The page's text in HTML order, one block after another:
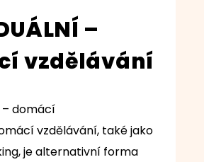
–
vzdělávání
– domácí
vzdělávání, také jako
je alternativní forma